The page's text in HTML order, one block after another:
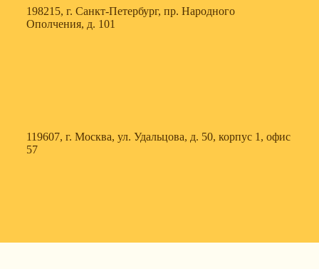
198215, г. Санкт-Петербург, пр. Народного
Ополчения, д. 101
119607, г. Москва, ул. Удальцова, д. 50, корпус 1, офис
57